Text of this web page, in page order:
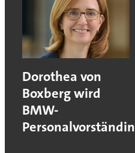
Dorothea von
Boxberg wird
BMW-
Personalvorständin